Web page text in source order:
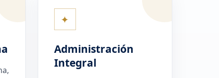
✦
Administración
Integral